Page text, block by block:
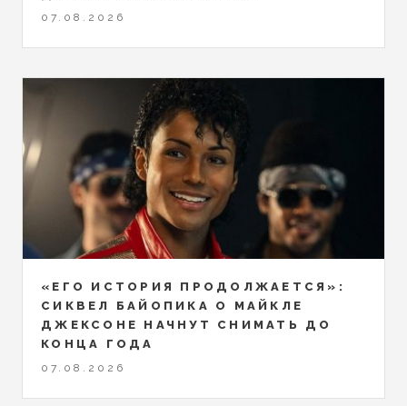
07.08.2026
«ЕГО ИСТОРИЯ ПРОДОЛЖАЕТСЯ»:
СИКВЕЛ БАЙОПИКА О МАЙКЛЕ
ДЖЕКСОНЕ НАЧНУТ СНИМАТЬ ДО
КОНЦА ГОДА
07.08.2026